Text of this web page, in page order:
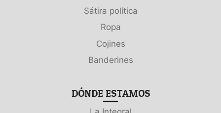
Sátira política
Ropa
Cojines
Banderines
DÓNDE ESTAMOS